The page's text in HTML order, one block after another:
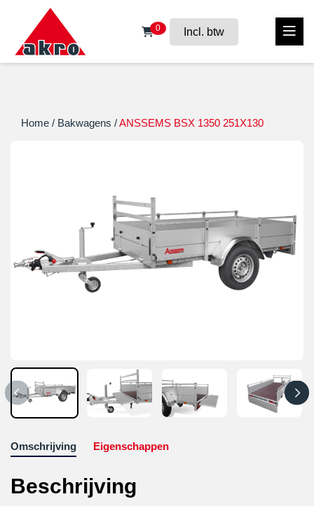
0 Incl. btw
Home / Bakwagens /ANSSEMS BSX 1350 251X130
Omschrijving Eigenschappen
Beschrijving